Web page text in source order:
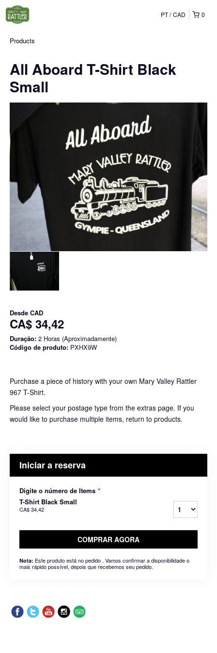
0
PT CAD
Products
All Aboard T-Shirt Black
Small
Desde CAD
CA$ 34,42
Duração: 2 Horas (Aproximadamente)
Código de produto: PXHX9W
Purchase a piece of history with your own Mary Valley Rattler
967 T-Shirt.
Please select your postage type from the extras page. If you
would like to purchase multiple items, return to products.
Iniciar a reserva
Digite o número de Items *
T-Shirt Black Small
CA$ 34,42
COMPRAR AGORA
Nota: Este produto está no pedido . Vamos confirmar a disponibilidade o
mais rápido possível, depois que recebemos seu pedido.